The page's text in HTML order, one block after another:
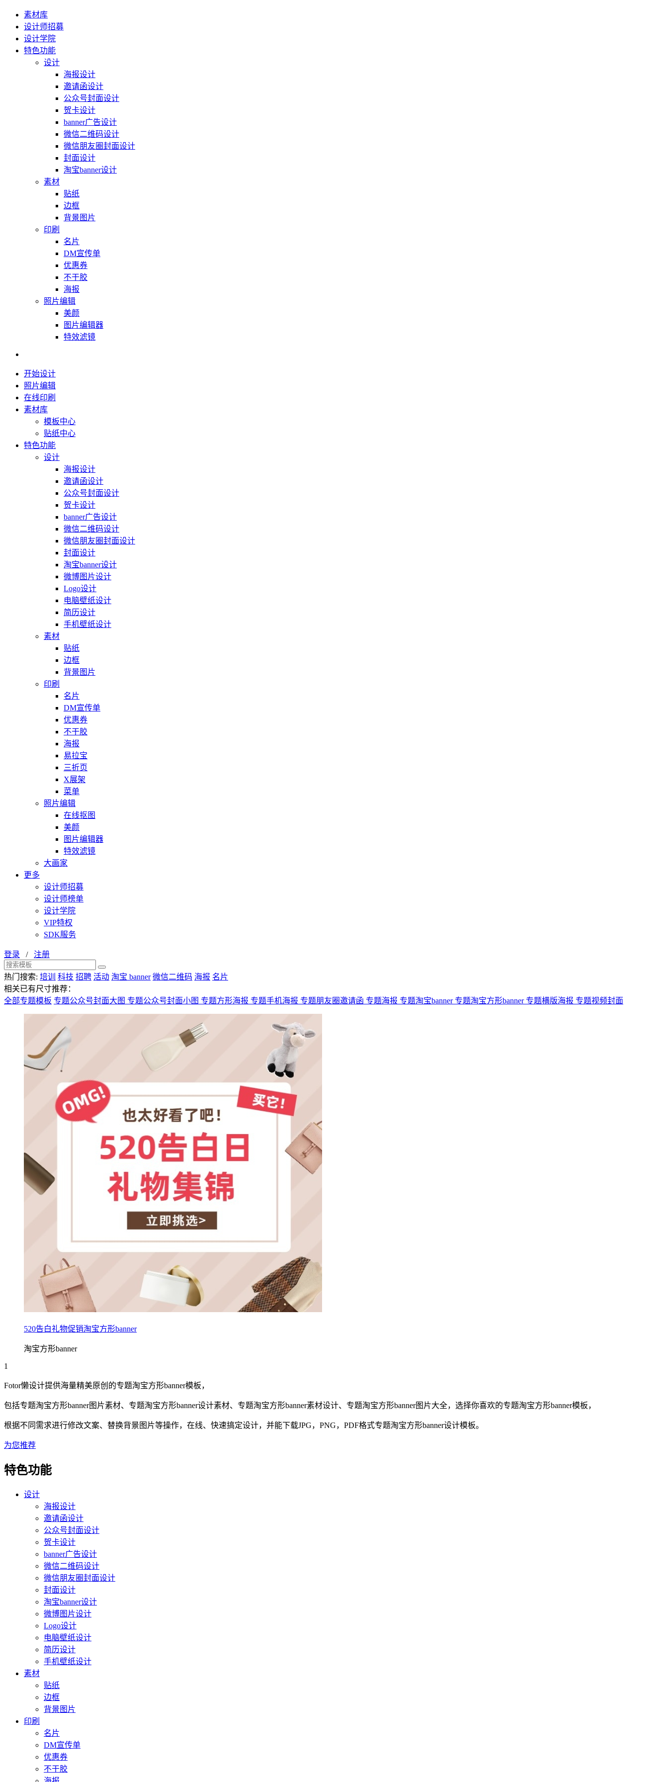
素材库
设计师招募
设计学院
特色功能
设计
海报设计
邀请函设计
公众号封面设计
贺卡设计
banner广告设计
微信二维码设计
微信朋友圈封面设计
封面设计
淘宝banner设计
素材
贴纸
边框
背景图片
印刷
名片
DM宣传单
优惠券
不干胶
海报
照片编辑
美颜
图片编辑器
特效滤镜
开始设计
照片编辑
在线印刷
素材库
模板中心
贴纸中心
特色功能
设计
海报设计
邀请函设计
公众号封面设计
贺卡设计
banner广告设计
微信二维码设计
微信朋友圈封面设计
封面设计
淘宝banner设计
微博图片设计
Logo设计
电脑壁纸设计
简历设计
手机壁纸设计
素材
贴纸
边框
背景图片
印刷
名片
DM宣传单
优惠券
不干胶
海报
易拉宝
三折页
X展架
菜单
照片编辑
在线抠图
美颜
图片编辑器
特效滤镜
大画家
更多
设计师招募
设计师榜单
设计学院
VIP特权
SDK服务
登录 / 注册
热门搜索: 培训 科技 招聘 活动 淘宝 banner 微信二维码 海报 名片
相关已有尺寸推荐：
全部专题模板 专题公众号封面大图 专题公众号封面小图 专题方形海报 专题手机海报 专题朋友圈邀请函 专题海报 专题淘宝banner专题淘宝方形banner专题横版海报 专题视频封面
520告白礼物促销淘宝方形banner
淘宝方形banner
1
Fotor懒设计提供海量精美原创的专题淘宝方形banner模板，
包括专题淘宝方形banner图片素材、 专题淘宝方形banner设计素材、 专题淘宝方形banner素材设计、 专题淘宝方形banner图片大全，选择你喜欢的专题淘宝方形banner模板，
根据不同需求进行修改文案、替换背景图片等操作，在线、快速搞定设计，并能下载JPG，PNG，PDF格式专题淘宝方形banner设计模板。
为您推荐
特色功能
设计
海报设计
邀请函设计
公众号封面设计
贺卡设计
banner广告设计
微信二维码设计
微信朋友圈封面设计
封面设计
淘宝banner设计
微博图片设计
Logo设计
电脑壁纸设计
简历设计
手机壁纸设计
素材
贴纸
边框
背景图片
印刷
名片
DM宣传单
优惠券
不干胶